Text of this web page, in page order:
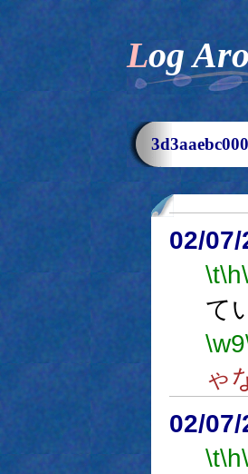
Log
02/
\t\h
て
\w9
ゃ
02/
\t\h